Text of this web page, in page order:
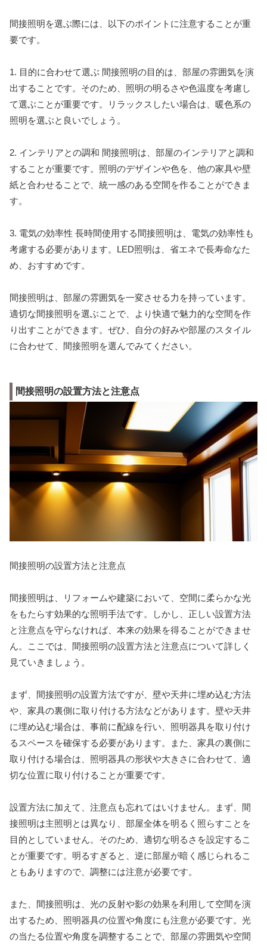
間接照明を選ぶ際には、以下のポイントに注意することが重
要です。
1. 目的に合わせて選ぶ 間接照明の目的は、部屋の雰囲気を演
出することです。そのため、照明の明るさや色温度を考慮し
て選ぶことが重要です。リラックスしたい場合は、暖色系の
照明を選ぶと良いでしょう。
2. インテリアとの調和 間接照明は、部屋のインテリアと調和
することが重要です。照明のデザインや色を、他の家具や壁
紙と合わせることで、統一感のある空間を作ることができま
す。
3. 電気の効率性 長時間使用する間接照明は、電気の効率性も
考慮する必要があります。LED照明は、省エネで長寿命なた
め、おすすめです。
間接照明は、部屋の雰囲気を一変させる力を持っています。
適切な間接照明を選ぶことで、より快適で魅力的な空間を作
り出すことができます。ぜひ、自分の好みや部屋のスタイル
に合わせて、間接照明を選んでみてください。
間接照明の設置方法と注意点
間接照明の設置方法と注意点
間接照明は、リフォームや建築において、空間に柔らかな光
をもたらす効果的な照明手法です。しかし、正しい設置方法
と注意点を守らなければ、本来の効果を得ることができませ
ん。ここでは、間接照明の設置方法と注意点について詳しく
見ていきましょう。
まず、間接照明の設置方法ですが、壁や天井に埋め込む方法
や、家具の裏側に取り付ける方法などがあります。壁や天井
に埋め込む場合は、事前に配線を行い、照明器具を取り付け
るスペースを確保する必要があります。また、家具の裏側に
取り付ける場合は、照明器具の形状や大きさに合わせて、適
切な位置に取り付けることが重要です。
設置方法に加えて、注意点も忘れてはいけません。まず、間
接照明は主照明とは異なり、部屋全体を明るく照らすことを
目的としていません。そのため、適切な明るさを設定するこ
とが重要です。明るすぎると、逆に部屋が暗く感じられるこ
ともありますので、調整には注意が必要です。
また、間接照明は、光の反射や影の効果を利用して空間を演
出するため、照明器具の位置や角度にも注意が必要です。光
の当たる位置や角度を調整することで、部屋の雰囲気や空間